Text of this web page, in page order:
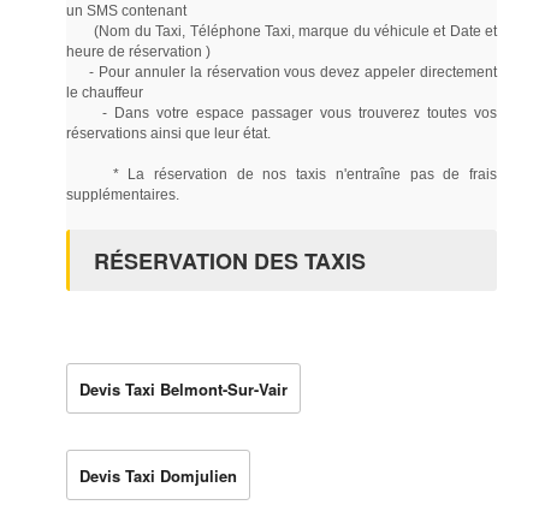
un SMS contenant
(Nom du Taxi, Téléphone Taxi, marque du véhicule et Date et
heure de réservation )
- Pour annuler la réservation vous devez appeler directement
le chauffeur
- Dans votre espace passager vous trouverez toutes vos
réservations ainsi que leur état.
* La réservation de nos taxis n'entraîne pas de frais
supplémentaires.
RÉSERVATION DES TAXIS
Devis Taxi Belmont-Sur-Vair
Devis Taxi Domjulien